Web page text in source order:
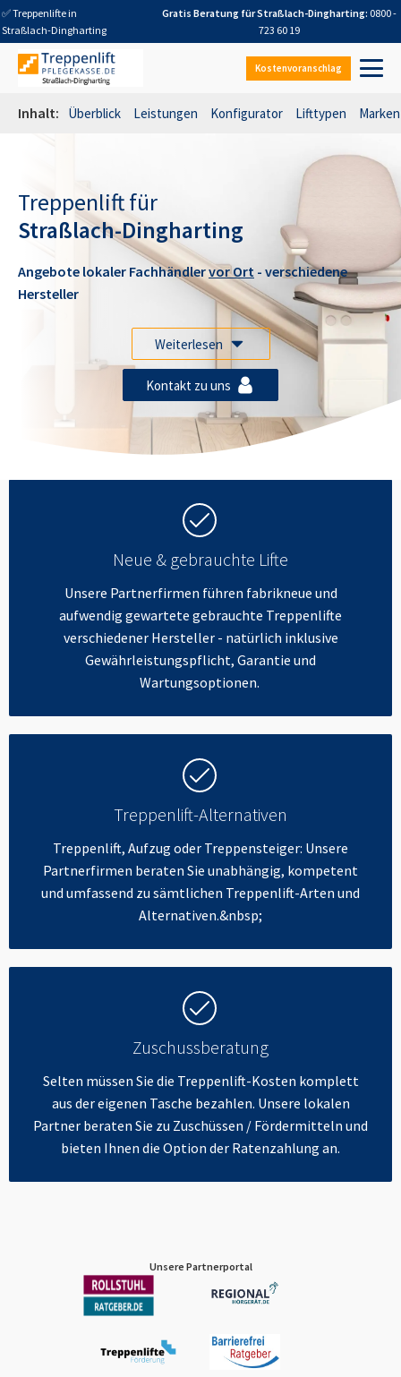
✅ Treppenlifte in
Straßlach-Dingharting
Gratis Beratung fürStraßlach-Dingharting: 0800 -
723 60 19
Kostenvoranschlag
Inhalt: Überblick Leistungen Konfigurator Lifttypen Marken
Treppenlift für
Straßlach-Dingharting
Angebote lokaler Fachhändlervor Ort - verschiedene
Hersteller
Weiterlesen
Kontakt zu uns
Neue & gebrauchte Lifte
Unsere Partnerfirmen führen fabrikneue und
aufwendig gewartete gebrauchte Treppenlifte
verschiedener Hersteller - natürlich inklusive
Gewährleistungspflicht, Garantie und
Wartungsoptionen.
Treppenlift-Alternativen
Treppenlift, Aufzug oder Treppensteiger: Unsere
Partnerfirmen beraten Sie unabhängig, kompetent
und umfassend zu sämtlichen Treppenlift-Arten und
Alternativen.&nbsp;
Zuschussberatung
Selten müssen Sie die Treppenlift-Kosten komplett
aus der eigenen Tasche bezahlen. Unsere lokalen
Partner beraten Sie zu Zuschüssen / Fördermitteln und
bieten Ihnen die Option der Ratenzahlung an.
Unsere Partnerportal